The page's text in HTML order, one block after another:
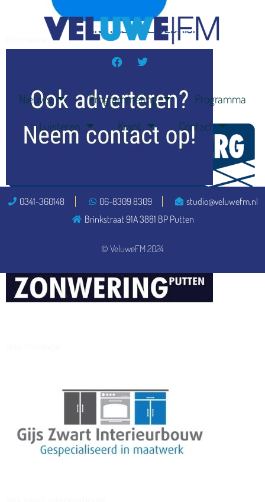
Nieuws Programmering
Programma
Luisteren
Krant Contact
© VeluweFM 2024
0341-360148 06-8309 8309
studio@veluwefm.nl
Brinkstraat 91A 3881 BP Putten